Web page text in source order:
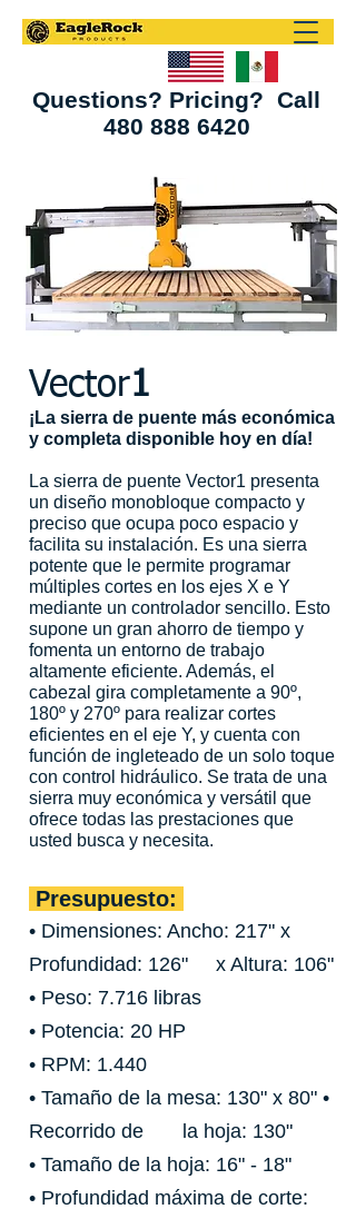
Questions? Pricing? Call
480 888 6420
Vector1
¡La sierra de puente más económica
y completa disponible hoy en día! ​
La sierra de puente Vector1 presenta
un diseño monobloque compacto y
preciso que ocupa poco espacio y
facilita su instalación. Es una sierra
potente que le permite programar
múltiples cortes en los ejes X e Y
mediante un controlador sencillo. Esto
supone un gran ahorro de tiempo y
fomenta un entorno de trabajo
altamente eficiente. Además, el
cabezal gira completamente a 90º,
180º y 270º para realizar cortes
eficientes en el eje Y, y cuenta con
función de ingleteado de un solo toque
con control hidráulico. Se trata de una
sierra muy económica y versátil que
ofrece todas las prestaciones que
usted busca y necesita.
Presupuesto:
• Dimensiones: Ancho: 217" x
Profundidad: 126" x Altura: 106"
• Peso: 7.716 libras
• Potencia: 20 HP
• RPM: 1.440
• Tamaño de la mesa: 130" x 80" •
Recorrido de la hoja: 130"
• Tamaño de la hoja: 16" - 18"
• Profundidad máxima de corte: